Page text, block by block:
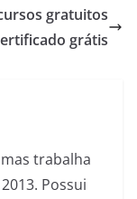
gratuitos
grátis
trabalha
Possui